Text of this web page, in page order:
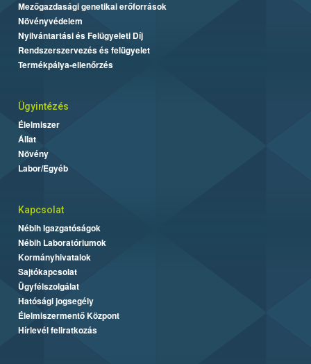
Mezőgazdasági genetikai erőforrások
Növényvédelem
Nyilvántartási és Felügyeleti Díj
Rendszerszervezés és felügyelet
Termékpálya-ellenőrzés
Ügyintézés
Élelmiszer
Állat
Növény
Labor/Egyéb
Kapcsolat
Nébih Igazgatóságok
Nébih Laboratóriumok
Kormányhivatalok
Sajtókapcsolat
Ügyfélszolgálat
Hatósági jogsegély
Élelmiszermentő Központ
Hírlevél feliratkozás